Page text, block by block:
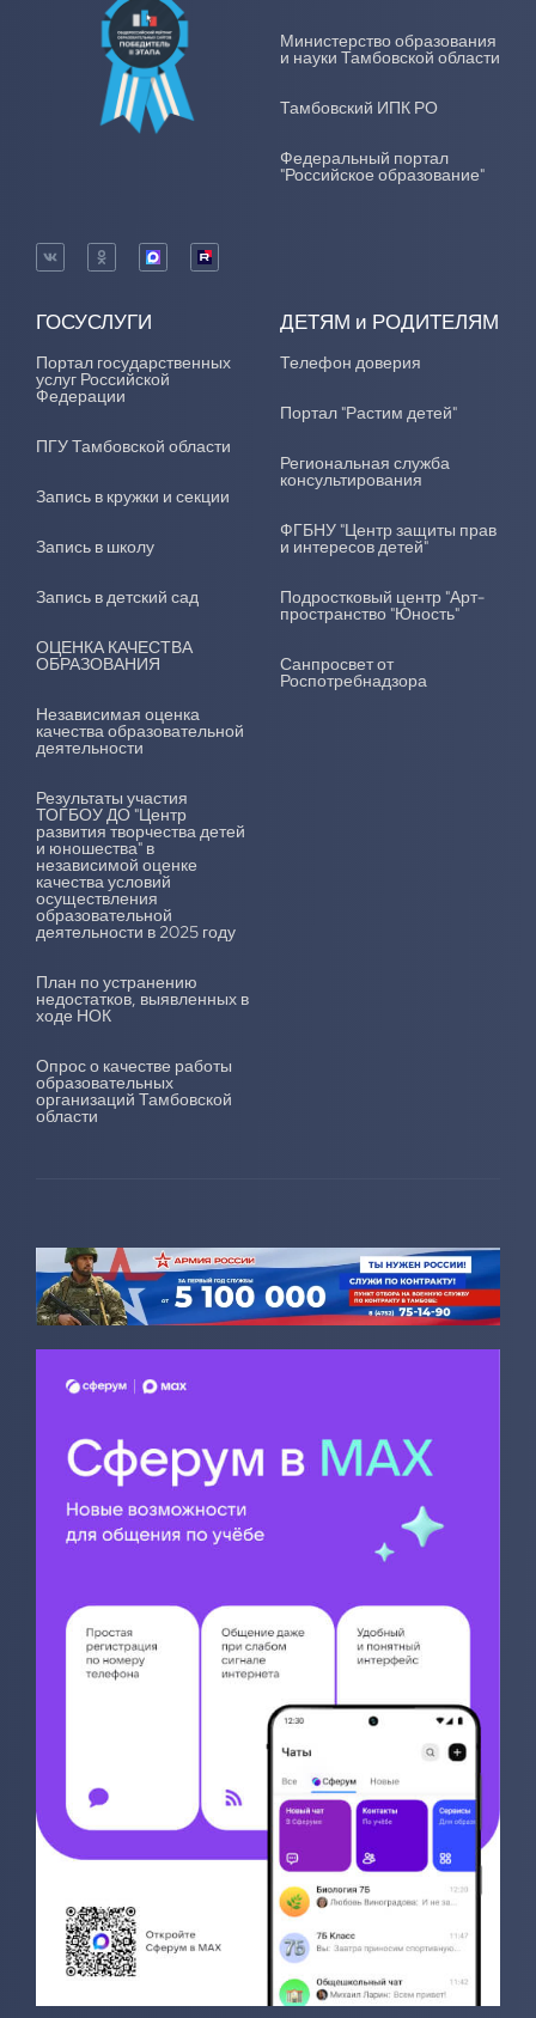
Министерство образования
и науки Тамбовской области
Тамбовский ИПК РО
Федеральный портал
"Российское образование"
ГОСУСЛУГИ
Портал государственных
услуг Российской
Федерации
ПГУ Тамбовской области
Запись в кружки и секции
Запись в школу
Запись в детский сад
ОЦЕНКА КАЧЕСТВА
ОБРАЗОВАНИЯ
Независимая оценка
качества образовательной
деятельности
Результаты участия
ТОГБОУ ДО "Центр
развития творчества детей
и юношества" в
независимой оценке
качества условий
осуществления
образовательной
деятельности в 2025 году
План по устранению
недостатков, выявленных в
ходе НОК
Опрос о качестве работы
образовательных
организаций Тамбовской
области
ДЕТЯМ и РОДИТЕЛЯМ
Телефон доверия
Портал "Растим детей"
Региональная служба
консультирования
ФГБНУ "Центр защиты прав
и интересов детей"
Подростковый центр "Арт-
пространство "Юность"
Санпросвет от
Роспотребнадзора